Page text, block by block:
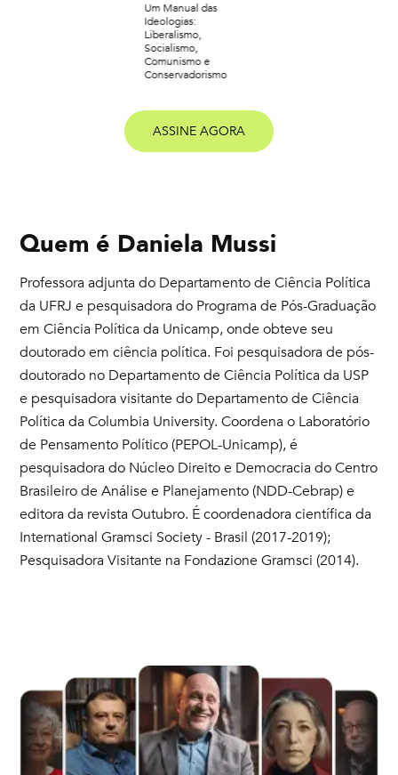
Um Manual das
Ideologias:
Liberalismo,
Socialismo,
Comunismo e
Conservadorismo
ASSINE AGORA
Quem é Daniela Mussi
Professora adjunta do Departamento de Ciência Política
da UFRJ e pesquisadora do Programa de Pós-Graduação
em Ciência Política da Unicamp, onde obteve seu
doutorado em ciência política. Foi pesquisadora de pós-
doutorado no Departamento de Ciência Política da USP
e pesquisadora visitante do Departamento de Ciência
Política da Columbia University. Coordena o Laboratório
de Pensamento Político (PEPOL-Unicamp), é
pesquisadora do Núcleo Direito e Democracia do Centro
Brasileiro de Análise e Planejamento (NDD-Cebrap) e
editora da revista Outubro. É coordenadora científica da
International Gramsci Society - Brasil (2017-2019);
Pesquisadora Visitante na Fondazione Gramsci (2014).